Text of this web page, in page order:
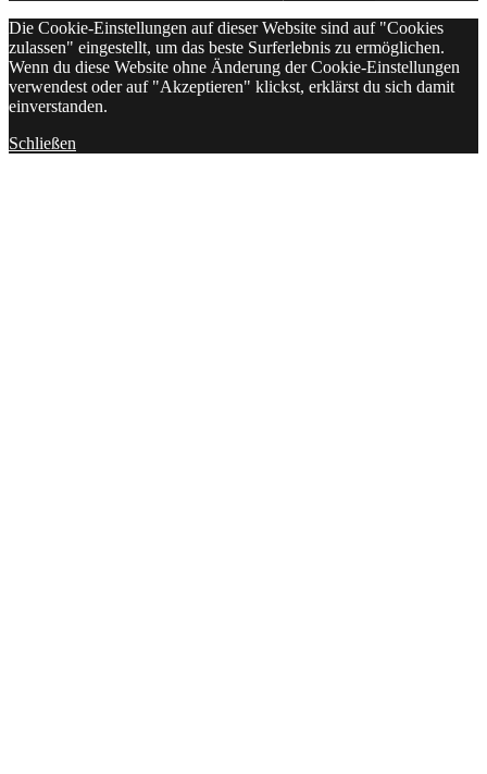
Die Cookie-Einstellungen auf dieser Website sind auf "Cookies
zulassen" eingestellt, um das beste Surferlebnis zu ermöglichen.
Wenn du diese Website ohne Änderung der Cookie-Einstellungen
verwendest oder auf "Akzeptieren" klickst, erklärst du sich damit
einverstanden.
Schließen